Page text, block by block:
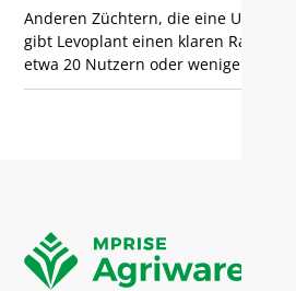
Anderen Züchtern, die eine
gibt Levoplant einen klaren Rat: „Für
etwa 20 Nutzern oder weniger ist
sind günstiger, haben weniger